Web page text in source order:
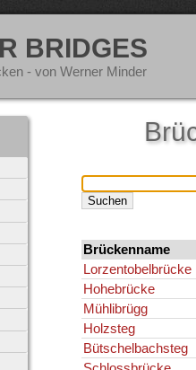
BRIDGES
- von Werner Minder
Brückenname
Lorzentobelbrücke
Hohebrücke
Mühlibrügg
Holzsteg
Bütschelbachsteg